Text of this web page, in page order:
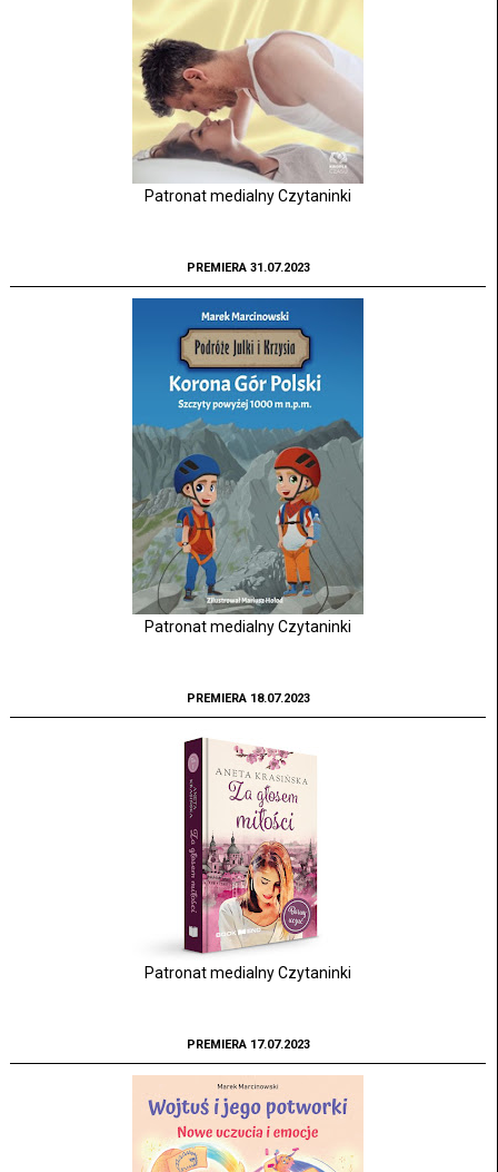
Patronat medialny Czytaninki
PREMIERA 31.07.2023
Patronat medialny Czytaninki
PREMIERA 18.07.2023
Patronat medialny Czytaninki
PREMIERA 17.07.2023